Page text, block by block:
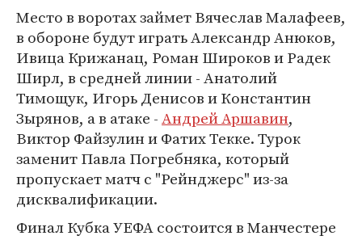
Место в воротах займет Вячеслав Малафеев,
в обороне будут играть Александр Анюков,
Ивица Крижанац, Роман Широков и Радек
Ширл, в средней линии - Анатолий
Тимощук, Игорь Денисов и Константин
Зырянов, а в атаке -Андрей Аршавин,
Виктор Файзулин и Фатих Текке. Турок
заменит Павла Погребняка, который
пропускает матч с "Рейнджерс" из-за
дисквалификации.
Финал Кубка УЕФА состоится в Манчестере